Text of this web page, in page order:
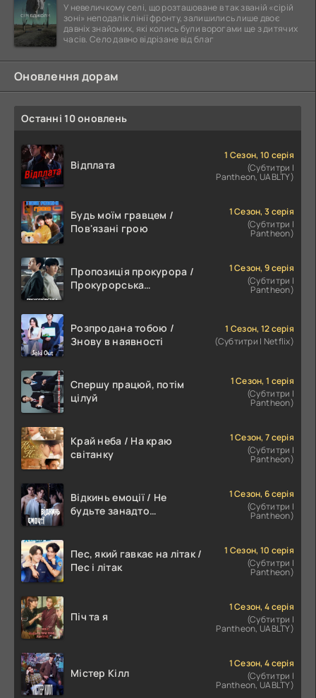
У невеличкому селі, що розташоване в так званій «сірій
зоні» неподалік лінії фронту, залишились лише двоє
давніх знайомих, які колись були ворогами ще з дитячих
часів. Село давно відрізане від благ
Оновлення дорам
Останні 10 оновлень
Відплата
1 Сезон, 10 серія
(Субтитри |
Pantheon, UABLTY)
Будь моїм гравцем /
Пов'язані грою
1 Сезон, 3 серія
(Субтитри |
Pantheon)
Пропозиція прокурора /
Прокурорська
1 Сезон, 9 серія
(Субтитри |
Pantheon)
Розпродана тобою /
Знову в наявності
1 Сезон, 12 серія
(Субтитри | Netflix)
Спершу працюй, потім
цілуй
1 Сезон, 1 серія
(Субтитри |
Pantheon)
Край неба / На краю
світанку
1 Сезон, 7 серія
(Субтитри |
Pantheon)
Відкинь емоції / Не
будьте занадто
1 Сезон, 6 серія
(Субтитри |
Pantheon)
Пес, який гавкає на літак /
Пес і літак
1 Сезон, 10 серія
(Субтитри |
Pantheon)
Піч та я
1 Сезон, 4 серія
(Субтитри |
Pantheon, UABLTY)
Містер Кілл
1 Сезон, 4 серія
(Субтитри |
Pantheon, UABLTY)